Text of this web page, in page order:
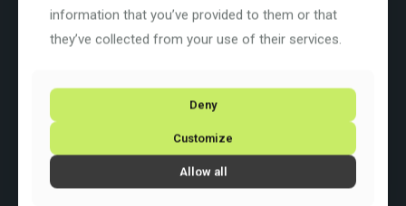
Farbe: Matt Carbon (C9)
Rahmengrösse: 56 cm / 22″
Raddurchmesser: 28 Zoll
Schaltung: Shimano GRX 825 Di2 2×12
Radsatz: Wahlweise ITM Fuga 40 oder ITM Volata 55
information that you’ve provided to them or that
they’ve collected from your use of their services.
Deny
Customize
Allow all